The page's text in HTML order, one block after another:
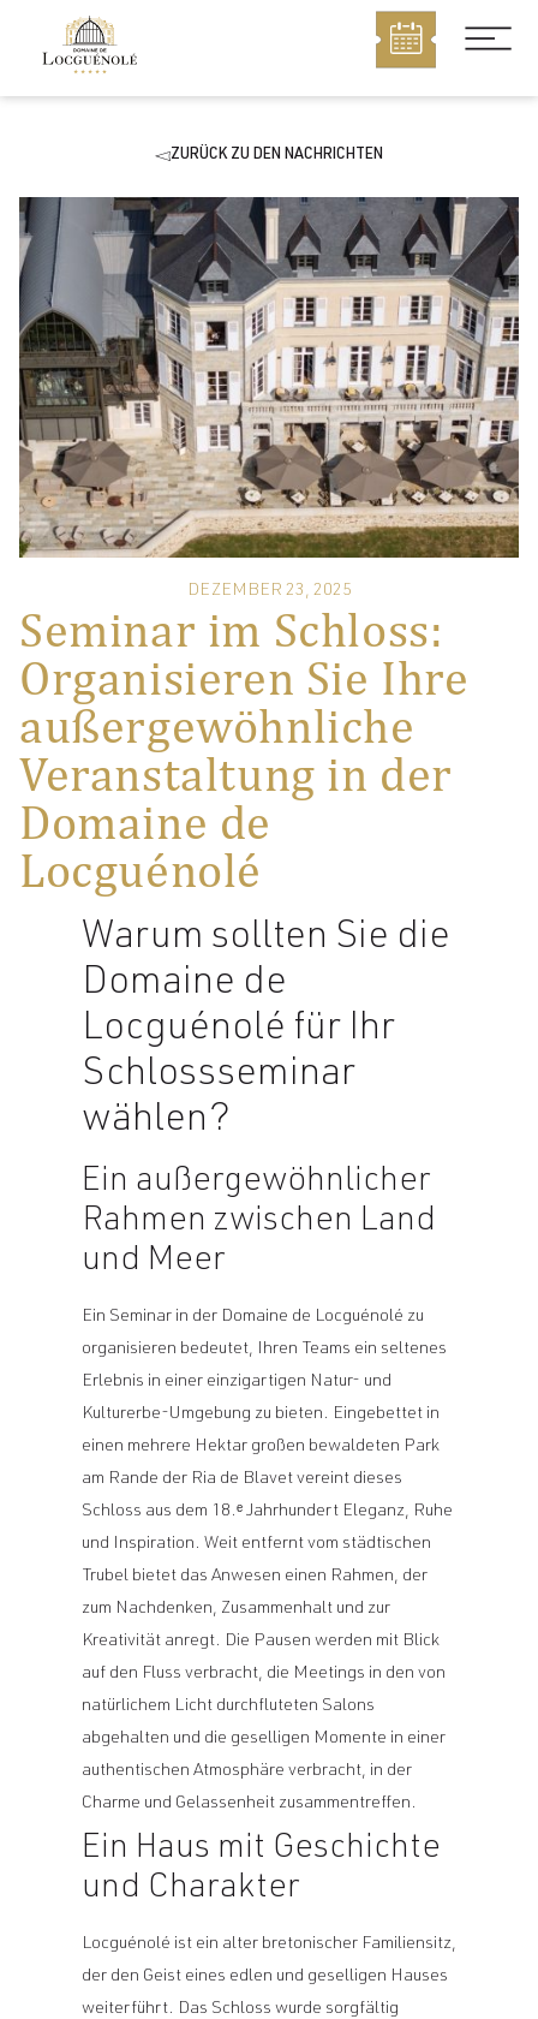
MENU
ZURÜCK ZU DEN NACHRICHTEN
DEZEMBER 23, 2025
Seminar im Schloss:
Organisieren Sie Ihre
außergewöhnliche
Veranstaltung in der
Domaine de
Locguénolé
Warum sollten Sie die
Domaine de
Locguénolé für Ihr
Schlossseminar
wählen?
Ein außergewöhnlicher
Rahmen zwischen Land
und Meer
Ein Seminar in der Domaine de Locguénolé zu
organisieren bedeutet, Ihren Teams ein seltenes
Erlebnis in einer einzigartigen Natur- und
Kulturerbe-Umgebung zu bieten. Eingebettet in
einen mehrere Hektar großen bewaldeten Park
am Rande der Ria de Blavet vereint dieses
Schloss aus dem 18.ᵉ Jahrhundert Eleganz, Ruhe
und Inspiration. Weit entfernt vom städtischen
Trubel bietet das Anwesen einen Rahmen, der
zum Nachdenken, Zusammenhalt und zur
Kreativität anregt. Die Pausen werden mit Blick
auf den Fluss verbracht, die Meetings in den von
natürlichem Licht durchfluteten Salons
abgehalten und die geselligen Momente in einer
authentischen Atmosphäre verbracht, in der
Charme und Gelassenheit zusammentreffen.
Ein Haus mit Geschichte
und Charakter
Locguénolé ist ein alter bretonischer Familiensitz,
der den Geist eines edlen und geselligen Hauses
weiterführt. Das Schloss wurde sorgfältig